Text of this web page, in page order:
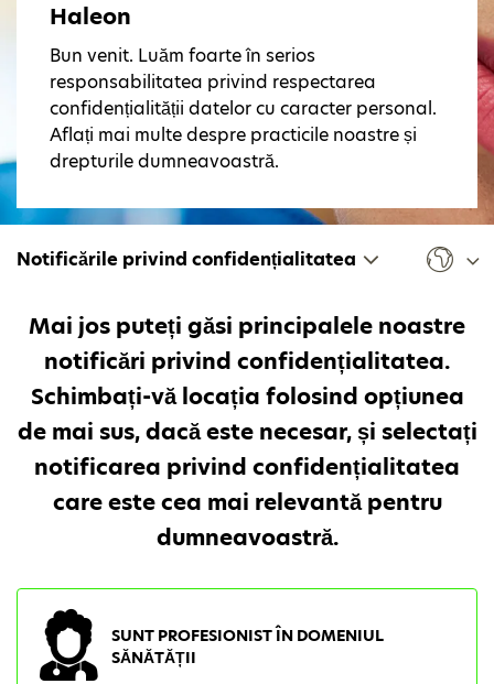
Haleon
Bun venit. Luăm foarte în serios
responsabilitatea privind respectarea
confidențialității datelor cu caracter personal.
Aflați mai multe despre practicile noastre și
drepturile dumneavoastră.
Notificările privind confidențialitatea
Mai jos puteți găsi principalele noastre
notificări privind confidențialitatea.
Schimbați-vă locația folosind opțiunea
de mai sus, dacă este necesar, și selectați
notificarea privind confidențialitatea
care este cea mai relevantă pentru
dumneavoastră.
SUNT PROFESIONIST ÎN DOMENIUL
SĂNĂTĂȚII